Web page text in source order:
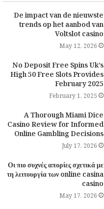
De impact van de nieuwste
trends op het aanbod van
Voltslot casino
May 12, 2026
No Deposit Free Spins Uk’s
High 50 Free Slots Provides
February 2025
February 1, 2025
A Thorough Miami Dice
Casino Review for Informed
Online Gambling Decisions
July 17, 2026
Οι πιο συχνές απορίες σχετικά με
τη λειτουργία των online casina
casino
May 17, 2026